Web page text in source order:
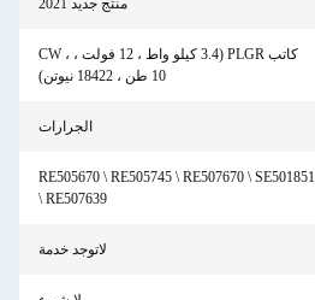
منتج جديد 2021
كاتب PLGR (3.4 كيلو واط ، 12 فولت ، CW ،
10 طن ، 18422 نيوتن)
الجرارات
RE505670 \ RE505745 \ RE507670 \ SE501851
\ RE507639
لاتوجد خدمة